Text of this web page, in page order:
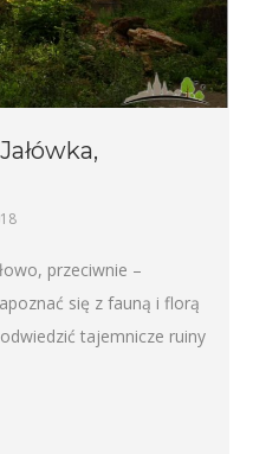
przeciwnie –
się z fauną i florą
tajemnicze ruiny